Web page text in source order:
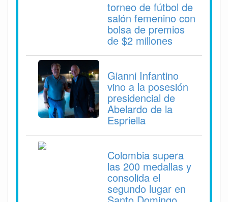
torneo de fútbol de
salón femenino con
bolsa de premios
de $2 millones
Gianni Infantino
vino a la posesión
presidencial de
Abelardo de la
Espriella
Colombia supera
las 200 medallas y
consolida el
segundo lugar en